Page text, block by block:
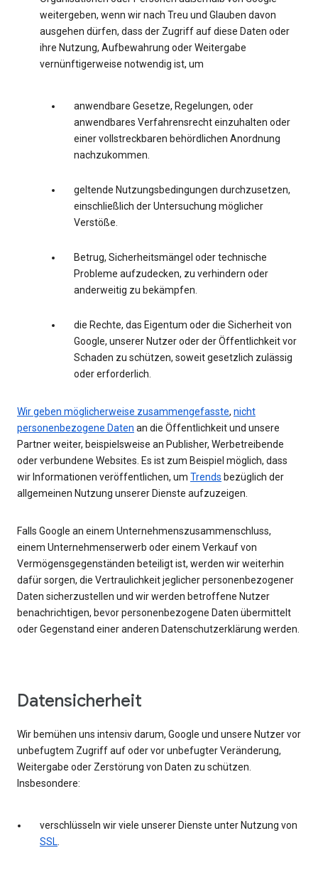
weitergeben, wenn wir nach Treu und Glauben davon
ausgehen dürfen, dass der Zugriff auf diese Daten oder
ihre Nutzung, Aufbewahrung oder Weitergabe
vernünftigerweise notwendig ist, um
anwendbare Gesetze, Regelungen, oder
anwendbares Verfahrensrecht einzuhalten oder
einer vollstreckbaren behördlichen Anordnung
nachzukommen.
geltende Nutzungsbedingungen durchzusetzen,
einschließlich der Untersuchung möglicher
Verstöße.
Betrug, Sicherheitsmängel oder technische
Probleme aufzudecken, zu verhindern oder
anderweitig zu bekämpfen.
die Rechte, das Eigentum oder die Sicherheit von
Google, unserer Nutzer oder der Öffentlichkeit vor
Schaden zu schützen, soweit gesetzlich zulässig
oder erforderlich.
Wir geben möglicherweise zusammengefasste, nicht
personenbezogene Daten an die Öffentlichkeit und unsere
Partner weiter, beispielsweise an Publisher, Werbetreibende
oder verbundene Websites. Es ist zum Beispiel möglich, dass
wir Informationen veröffentlichen, um Trends bezüglich der
allgemeinen Nutzung unserer Dienste aufzuzeigen.
Falls Google an einem Unternehmenszusammenschluss,
einem Unternehmenserwerb oder einem Verkauf von
Vermögensgegenständen beteiligt ist, werden wir weiterhin
dafür sorgen, die Vertraulichkeit jeglicher personenbezogener
Daten sicherzustellen und wir werden betroffene Nutzer
benachrichtigen, bevor personenbezogene Daten übermittelt
oder Gegenstand einer anderen Datenschutzerklärung werden.
Datensicherheit
Wir bemühen uns intensiv darum, Google und unsere Nutzer vor
unbefugtem Zugriff auf oder vor unbefugter Veränderung,
Weitergabe oder Zerstörung von Daten zu schützen.
Insbesondere:
verschlüsseln wir viele unserer Dienste unter Nutzung von
SSL.